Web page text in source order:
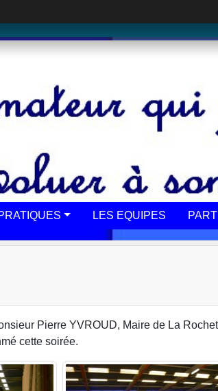
LES EQUIPES
Pierre YVROUD, Maire de La
cette soirée.